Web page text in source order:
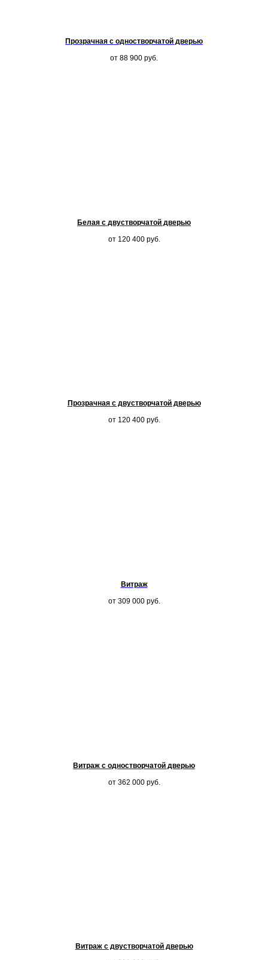
Прозрачная с одностворчатой дверью
от 88 900 руб.
Белая с двустворчатой дверью
от 120 400 руб.
Прозрачная с двустворчатой дверью
от 120 400 руб.
Витраж
от 309 000 руб.
Витраж с одностворчатой дверью
от 362 000 руб.
Витраж с двустворчатой дверью